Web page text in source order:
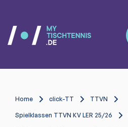
Home click-TT TTVN
Spielklassen TTVN KV LER 25/26